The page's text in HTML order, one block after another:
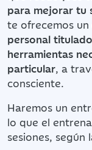
para mejorar tu
te ofrecemos un
personal
herramientas
particular, a
consciente.
Haremos un
lo que el
sesiones, según